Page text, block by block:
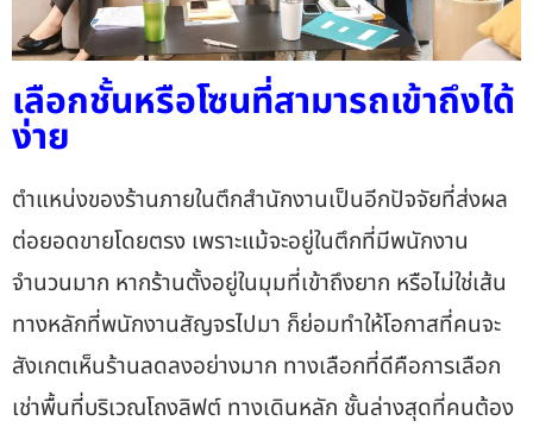
เลือกชั้นหรือโซนที่สามารถเข้าถึงได้
ง่าย
ตำแหน่งของร้านภายในตึกสำนักงานเป็นอีกปัจจัยที่ส่งผล
ต่อยอดขายโดยตรง เพราะแม้จะอยู่ในตึกที่มีพนักงาน
จำนวนมาก หากร้านตั้งอยู่ในมุมที่เข้าถึงยาก หรือไม่ใช่เส้น
ทางหลักที่พนักงานสัญจรไปมา ก็ย่อมทำให้โอกาสที่คนจะ
สังเกตเห็นร้านลดลงอย่างมาก ทางเลือกที่ดีคือการเลือก
เช่าพื้นที่บริเวณโถงลิฟต์ ทางเดินหลัก ชั้นล่างสุดที่คนต้อง